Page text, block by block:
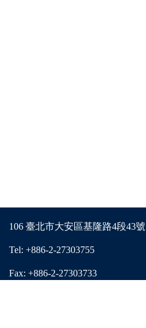
106 臺北市大安區基隆路4段43號
Tel: +886-2-27303755
Fax: +886-2-27303733